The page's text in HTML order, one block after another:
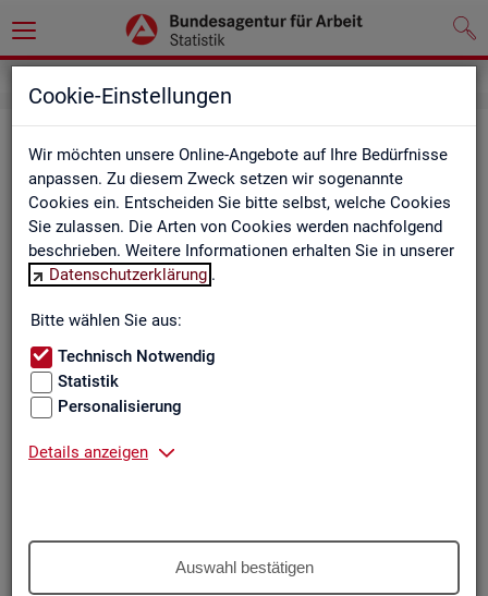
Cookie-Einstellungen
Wir möchten unsere Online-Angebote auf Ihre Bedürfnisse
anpassen. Zu diesem Zweck setzen wir sogenannte
Cookies ein. Entscheiden Sie bitte selbst, welche Cookies
Sie zulassen. Die Arten von Cookies werden nachfolgend
beschrieben. Weitere Informationen erhalten Sie in unserer
Datenschutzerklärung .
Bitte wählen Sie aus:
Technisch Notwendig
Statistik
Personalisierung
Details anzeigen
Auswahl bestätigen
Be­ru­fe auf einen Blick
Die Dia­gram­me und Ta­bel­len wer­den jähr­lich ak­tua­li­siert und
ent­hal­ten In­for­ma­tio­nen zu den The­men Be­schäf­ti­gung, Ent­
gelt, Ar­beits­lo­sig­keit, ge­mel­de­te Ar­beits­stel­len und Fach­kräf­
te­be­darf aller Be­ru­fe sowie der MINT- und In­ge­nieur­be­ru­fe dif­
fe­ren­ziert nach dem An­for­de­rungs­ni­veau (z.B. Fach­kräf­te) für
Deutsch­land, Län­der und Agen­tur­be­zir­ke
Bitte wäh­len Sie ein Thema aus
Arbeitszeit und Anforderungsniveau, sowie
den wichtigsten Branchen